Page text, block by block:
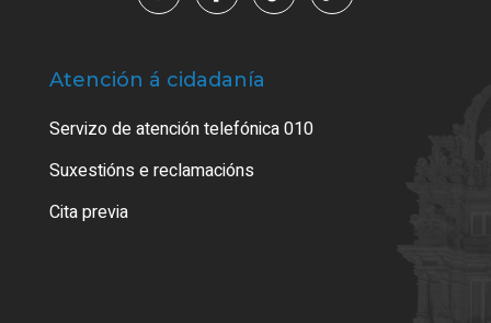
Atención á cidadanía
Servizo de atención telefónica 010
Suxestións e reclamacións
Cita previa